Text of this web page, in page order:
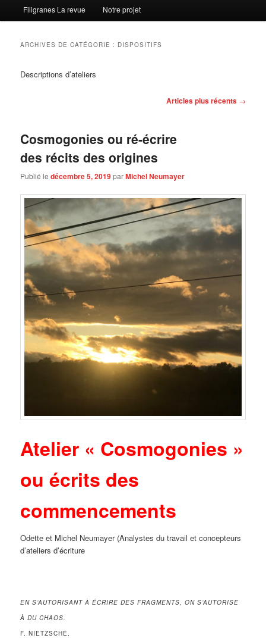
Filigranes La revue Notre projet
ARCHIVES DE CATÉGORIE : DISPOSITIFS
Descriptions d’ateliers
Articles plus récents →
Cosmogonies ou ré-écrire
des récits des origines
Publié ledécembre 5, 2019parMichel Neumayer
Atelier « Cosmogonies »
ou écrits des
commencements
Odette et Michel Neumayer (Analystes du travail et concepteurs
d’ateliers d’écriture
EN S’AUTORISANT À ÉCRIRE DES FRAGMENTS, ON S’AUTORISE
À DU CHAOS.
F. NIETZSCHE.